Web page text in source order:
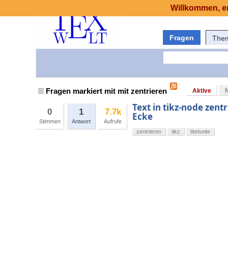
Fragen
Fragen markiert mit mit zentrieren Aktive
0
Stimmen
1
Antwort
7.7k
Aufrufe
Text in tikz-node
Ecke
zentrieren tikz titelseite
Willkommen,